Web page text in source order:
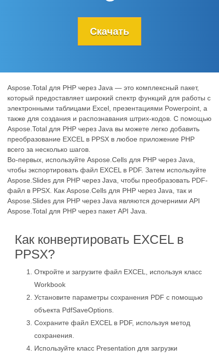
Скачать
Aspose.Total для PHP через Java — это комплексный пакет,
который предоставляет широкий спектр функций для работы с
электронными таблицами Excel, презентациями Powerpoint, а
также для создания и распознавания штрих-кодов. С помощью
Aspose.Total для PHP через Java вы можете легко добавить
преобразование EXCEL в PPSX в любое приложение PHP
всего за несколько шагов.
Во-первых, используйте Aspose.Cells для PHP через Java,
чтобы экспортировать файл EXCEL в PDF. Затем используйте
Aspose.Slides для PHP через Java, чтобы преобразовать PDF-
файл в PPSX. Как Aspose.Cells для PHP через Java, так и
Aspose.Slides для PHP через Java являются дочерними API
Aspose.Total для PHP через пакет API Java.
Как конвертировать EXCEL в
PPSX?
Откройте и загрузите файл EXCEL, используя класс
Workbook
Установите параметры сохранения PDF с помощью
объекта PdfSaveOptions.
Сохраните файл EXCEL в PDF, используя метод
сохранения.
Используйте класс Presentation для загрузки